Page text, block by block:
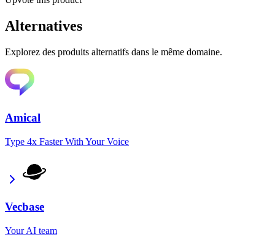
Alternatives
Explorez des produits alternatifs dans le même domaine.
Amical
Type 4x Faster With Your Voice
Vecbase
Your AI team